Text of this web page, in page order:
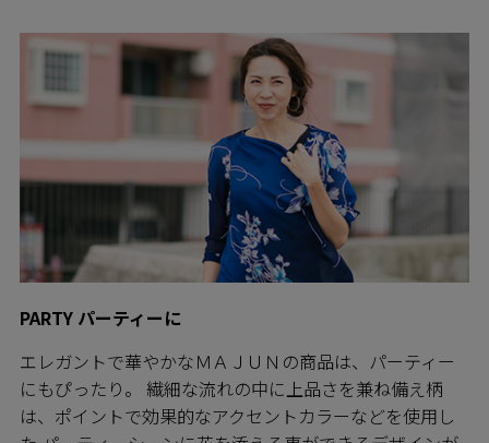
PARTY パーティーに
エレガントで華やかなＭＡＪＵＮの商品は、パーティー
にもぴったり。 繊細な流れの中に上品さを兼ね備え柄
は、ポイントで効果的なアクセントカラーなどを使用し